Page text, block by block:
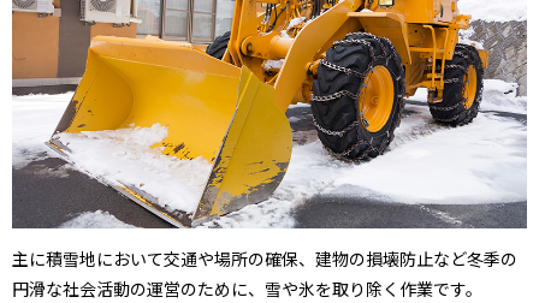
主に積雪地において交通や場所の確保、建物の損壊防止など冬季の
円滑な社会活動の運営のために、雪や氷を取り除く作業です。